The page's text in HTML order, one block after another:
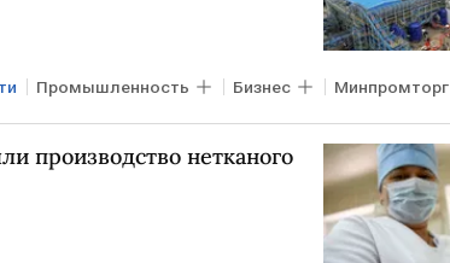
Промышленность Бизнес Минпромторг
производство нетканого